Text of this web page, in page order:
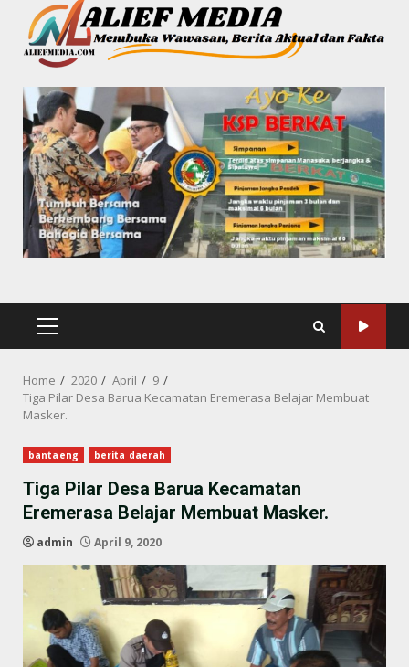
PRIMARY
Home 2020 April
9
Tiga Pilar Desa Barua Kecamatan Eremerasa Belajar Membuat
Masker.
bantaeng berita daerah
Tiga Pilar Desa Barua Kecamatan
Eremerasa Belajar Membuat Masker.
admin April 9, 2020